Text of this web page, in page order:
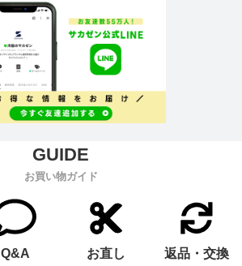
お買い物ガイド
Q&A お直し 返品・交換